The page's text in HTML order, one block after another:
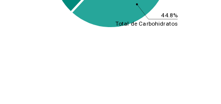
44.8%
Total de Carbohidratos